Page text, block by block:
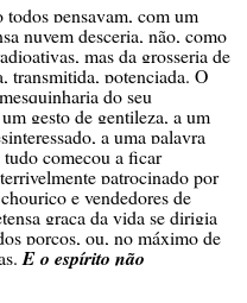
pensavam, com um
nuvem desceria, não, como
mas da grosseria de
transmitida, potenciada. O
do seu
gesto de gentileza, a um
a uma palavra
começou a ficar
patrocinado por
e vendedores de
graça da vida se dirigia
porcos, ou, no máximo de
E o espírito não